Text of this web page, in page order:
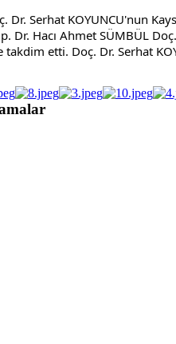
Serhat KOYUNCU'nun
Hacı Ahmet SÜMBÜL
takdim etti. Doç. Dr. Serhat